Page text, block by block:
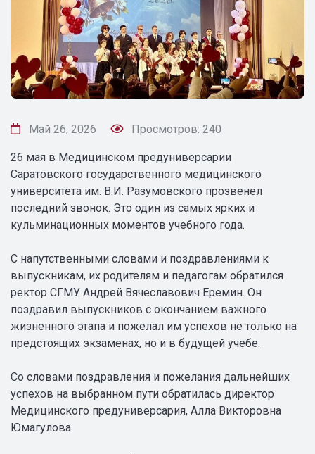
Май 26, 2026 Просмотров: 240
26 мая в Медицинском предуниверсарии
Саратовского государственного медицинского
университета им. В.И. Разумовского прозвенел
последний звонок. Это один из самых ярких и
кульминационных моментов учебного года.
С напутственными словами и поздравлениями к
выпускникам, их родителям и педагогам обратился
ректор СГМУ Андрей Вячеславович Еремин. Он
поздравил выпускников с окончанием важного
жизненного этапа и пожелал им успехов не только на
предстоящих экзаменах, но и в будущей учебе.
Со словами поздравления и пожелания дальнейших
успехов на выбранном пути обратилась директор
Медицинского предуниверсария, Алла Викторовна
Юмагулова.